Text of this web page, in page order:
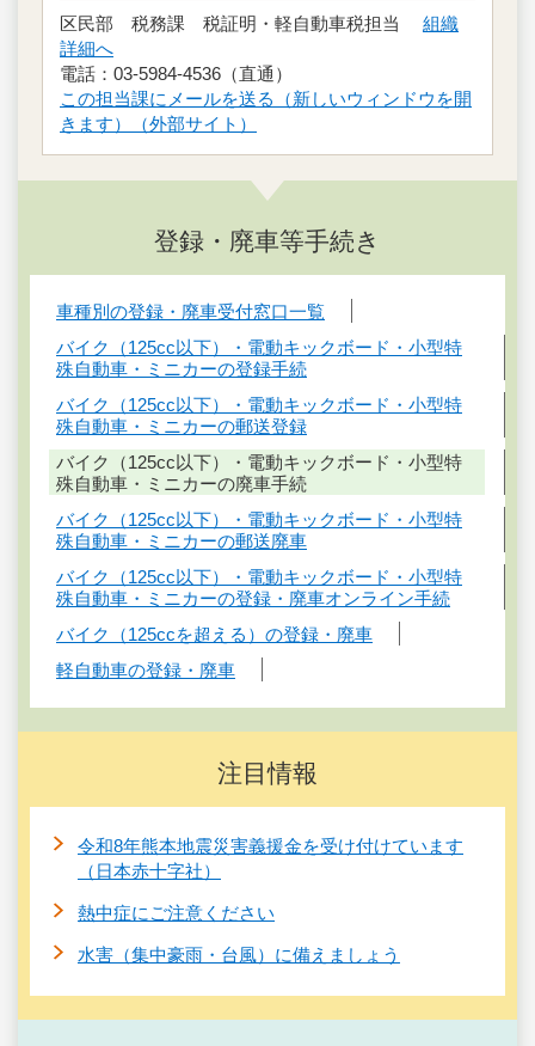
区民部 税務課 税証明・軽自動車税担当 組織
詳細へ
電話：03‐5984‐4536（直通）
この担当課にメールを送る（新しいウィンドウを開
きます）（外部サイト）
登録・廃車等手続き
車種別の登録・廃車受付窓口一覧
バイク（125cc以下）・電動キックボード・小型特
殊自動車・ミニカーの登録手続
バイク（125cc以下）・電動キックボード・小型特
殊自動車・ミニカーの郵送登録
バイク（125cc以下）・電動キックボード・小型特
殊自動車・ミニカーの廃車手続
バイク（125cc以下）・電動キックボード・小型特
殊自動車・ミニカーの郵送廃車
バイク（125cc以下）・電動キックボード・小型特
殊自動車・ミニカーの登録・廃車オンライン手続
バイク（125ccを超える）の登録・廃車
軽自動車の登録・廃車
注目情報
令和8年熊本地震災害義援金を受け付けています
（日本赤十字社）
熱中症にご注意ください
水害（集中豪雨・台風）に備えましょう